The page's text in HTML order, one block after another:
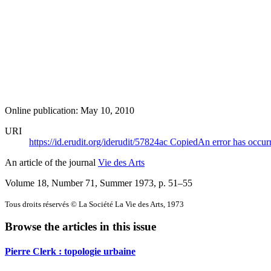
Online publication: May 10, 2010
URI
https://id.erudit.org/iderudit/57824ac CopiedAn error has
An article of the journal Vie des Arts
Volume 18, Number 71, Summer 1973, p. 51–55
Tous droits réservés © La Société La Vie des Arts, 1973
Browse the articles in this issue
Pierre Clerk : topologie urbaine